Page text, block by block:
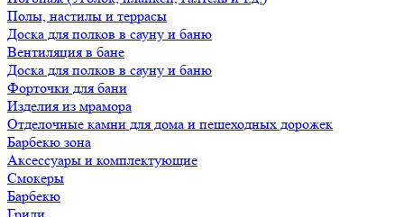
Полы, настилы и террасы
Доска для полков в сауну и баню
Вентиляция в бане
Доска для полков в сауну и баню
Форточки для бани
Изделия из мрамора
Отделочные камни для дома и пешеходных дорожек
Барбекю зона
Аксессуары и комплектующие
Смокеры
Барбекю